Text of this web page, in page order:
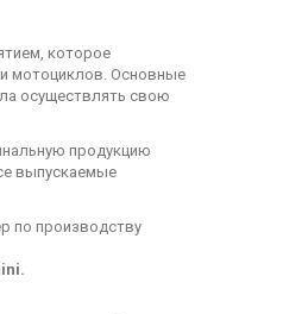
которое
и мотоциклов. Основные
осуществлять свою
продукцию
выпускаемые
по производству